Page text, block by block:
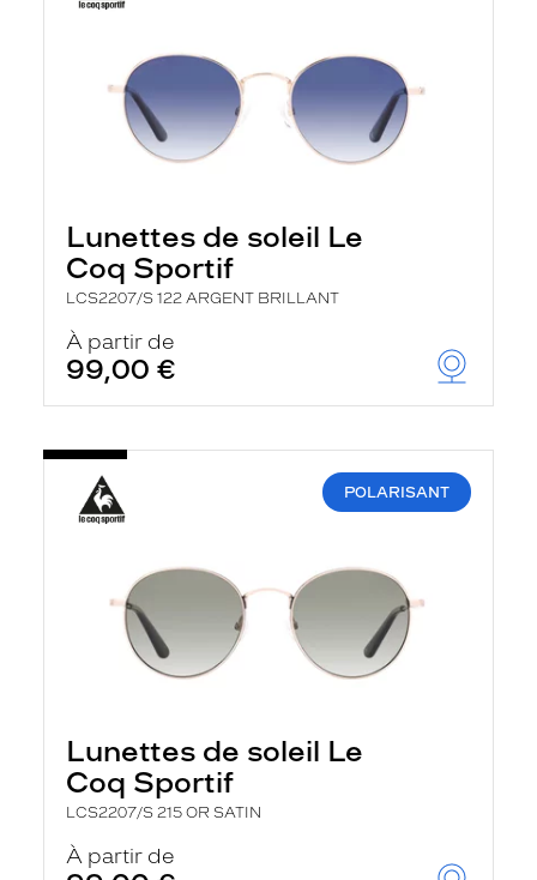
Lunettes de soleil Le
Coq Sportif
LCS2207/S 122 ARGENT BRILLANT
À partir de
99,00 €
POLARISANT
Lunettes de soleil Le
Coq Sportif
LCS2207/S 215 OR SATIN
À partir de